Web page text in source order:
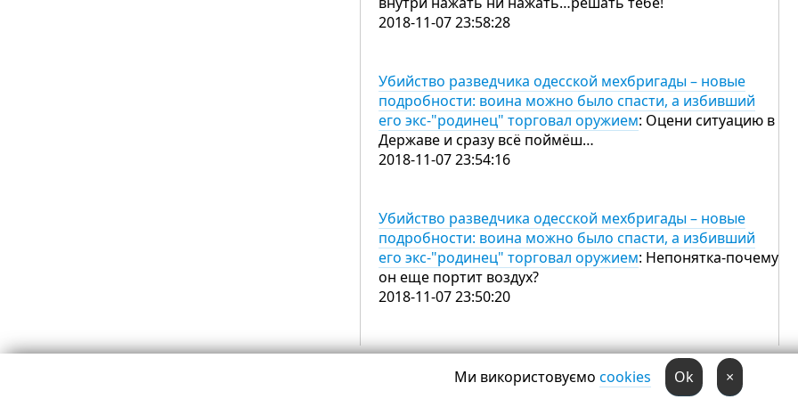
2018-11-07 23:58:28
Убийство разведчика одесской мехбригады – новые
подробности: воина можно было спасти, а избивший
его экс-"родинец" торговал оружием: Оцени ситуацию в
Державе и сразу всё поймёш…
2018-11-07 23:54:16
Убийство разведчика одесской мехбригады – новые
подробности: воина можно было спасти, а избивший
его экс-"родинец" торговал оружием: Непонятка-почему
он еще портит воздух?
2018-11-07 23:50:20
2012 ,2015,2019 Довідник Мобільна версія Надіслати новину через
Ми використовуємо cookies Ok ×